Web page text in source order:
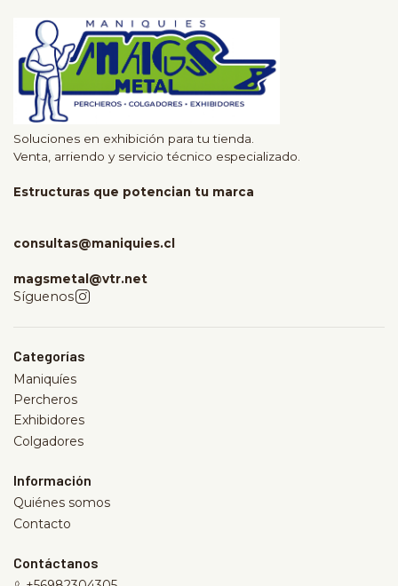
Soluciones en exhibición para tu tienda.
Venta, arriendo y servicio técnico especializado.
Estructuras que potencian tu marca
consultas@maniquies.cl
magsmetal@vtr.net
Síguenos
Categorías
Maniquíes
Percheros
Exhibidores
Colgadores
Información
Quiénes somos
Contacto
Contáctanos